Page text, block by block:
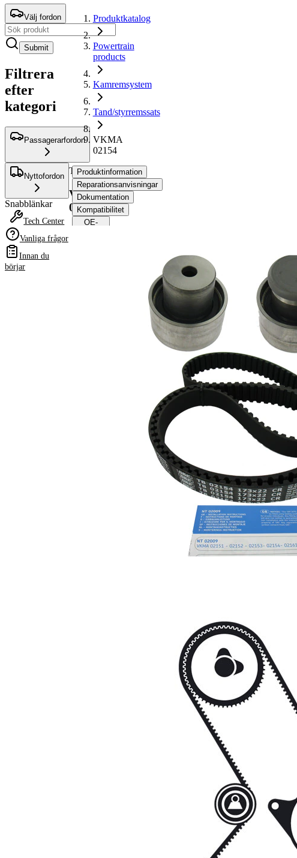
Välj fordon
Submit
Filtrera
efter
kategori
Passagerarfordon
Nyttofordon
Snabblänkar
Tech Center
Vanliga frågor
Innan du
börjar
Produktkatalog
Powertrain
products
Kamremsystem
Tand/styrremssats
VKMA
02154
Tand/styrremssats
VKMA
02154
Produktinformation
Reparationsanvisningar
Dokumentation
Kompatibilitet
OE-
tandprofil
Artikelnummer Antal
VKM 12153
1
VKM 22153
SKF04037